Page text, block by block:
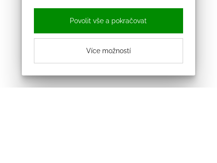
Povolit vše a pokračovat
Více možností